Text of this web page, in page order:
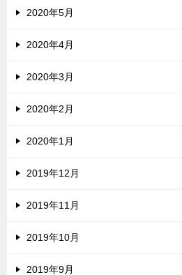
2020年5月
2020年4月
2020年3月
2020年2月
2020年1月
2019年12月
2019年11月
2019年10月
2019年9月